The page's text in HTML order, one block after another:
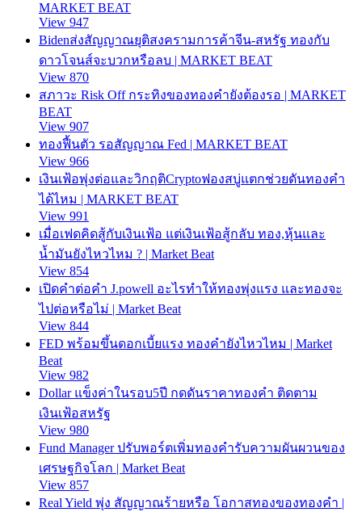
MARKET BEAT
View 947
Bidenส่งสัญญาณยุติสงครามการค้าจีน-สหรัฐ ทองกับ
ดาวโจนส์จะบวกหรือลบ | MARKET BEAT
View 870
สภาวะ Risk Off กระทิงของทองคำยังต้องรอ | MARKET
BEAT
View 907
ทองฟื้นตัว รอสัญญาณ Fed | MARKET BEAT
View 966
เงินเฟ้อพุ่งต่อและวิกฤติCryptoฟองสบู่แตกช่วยดันทองคำ
ได้ไหม | MARKET BEAT
View 991
เมื่อเฟดคิดสู้กับเงินเฟ้อ แต่เงินเฟ้อสู้กลับ ทอง,หุ้นและ
น้ำมันยังไหวไหม ? | Market Beat
View 854
เปิดคำต่อคำ J.powell อะไรทำให้ทองพุ่งแรง และทองจะ
ไปต่อหรือไม่ | Market Beat
View 844
FED พร้อมขึ้นดอกเบี้ยแรง ทองคำยังไหวไหม | Market
Beat
View 982
Dollar แข็งค่าในรอบ5ปี กดดันราคาทองคำ ติดตาม
เงินเฟ้อสหรัฐ
View 980
Fund Manager ปรับพอร์ตเพิ่มทองคำรับความผันผวนของ
เศรษฐกิจโลก | Market Beat
View 857
Real Yield พุ่ง สัญญาณร้ายหรือ โอกาสทองของทองคำ |